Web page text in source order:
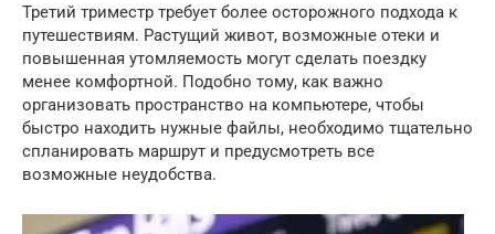
Третий триместр требует более осторожного подхода к
путешествиям. Растущий живот, возможные отеки и
повышенная утомляемость могут сделать поездку
менее комфортной. Подобно тому, как важно
организовать пространство на компьютере, чтобы
быстро находить нужные файлы, необходимо тщательно
спланировать маршрут и предусмотреть все
возможные неудобства.